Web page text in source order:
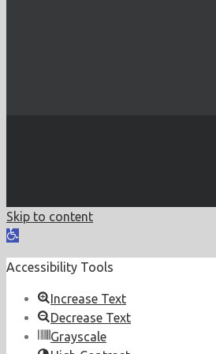
Skip to content
Open
Accessibility Tools
Increase Text
Decrease Text
Grayscale